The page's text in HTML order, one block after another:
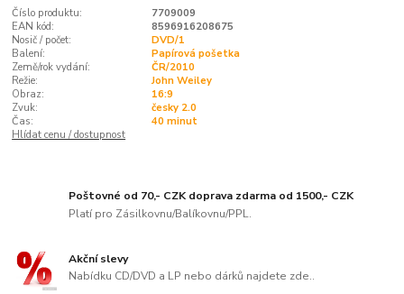
Číslo produktu:
7709009
EAN kód:
8596916208675
Nosič / počet:
DVD/1
Balení:
Papírová pošetka
Země/rok vydání:
ČR/2010
Režie:
John Weiley
Obraz:
16:9
Zvuk:
česky 2.0
Čas:
40 minut
Hlídat cenu / dostupnost
Poštovné od 70,- CZK doprava zdarma od 1500,- CZK
Platí pro Zásilkovnu/Balíkovnu/PPL.
Akční slevy
Nabídku CD/DVD a LP nebo dárků najdete zde..